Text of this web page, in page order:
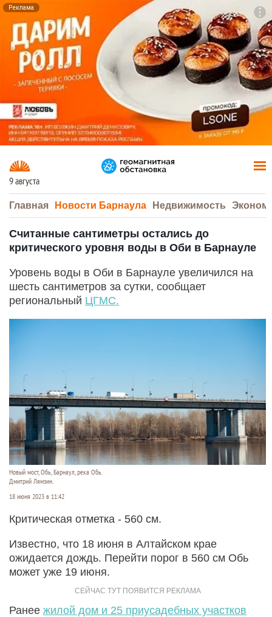
Реклама
9 августа
Главная Новости Барнаула Недвижимость
Считанные сантиметры остались до
критического уровня воды в Оби в Барнауле
Уровень воды в Оби в Барнауле увеличился на
шесть сантиметров за сутки, сообщает
региональный ЦГМС.
Новый мост, Обь, Барнаул, река Обь.
Дмитрий Лямзин.
18 июня 2023 в 11:42
Критическая отметка - 560 см.
Известно, что 18 июня в Алтайском крае
ожидается дождь. Перейти порог в 560 см Обь
может уже 19 июня.
Ранее жилой дом и 25 приусадебных участков